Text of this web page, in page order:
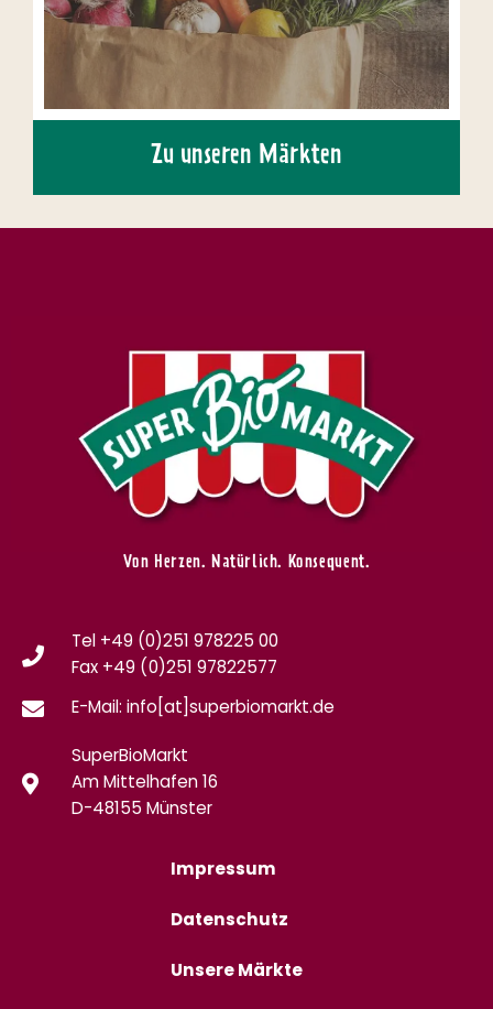
Zu unseren Märkten
Von Herzen. Natürlich. Konsequent.
Tel +49 (0)251 978225 00
Fax +49 (0)251 97822577
E-Mail: info[at]superbiomarkt.de
SuperBioMarkt
Am Mittelhafen 16
D-48155 Münster
Impressum
Datenschutz
Unsere Märkte